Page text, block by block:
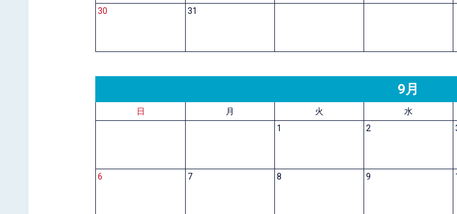
30 31
9月
日 月 火 水
1
2
6 7 8 9